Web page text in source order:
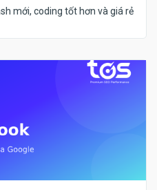
mới, coding tốt hơn và giá rẻ